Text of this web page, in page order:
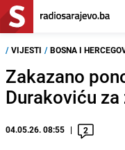
/ VIJESTI / BOSNA I
Zakazano
Durakoviću
04.05.26. 08:55 2